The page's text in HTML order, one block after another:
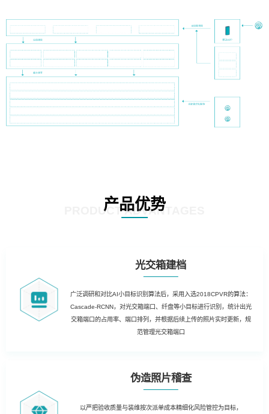
产品优势
PRODUCT ADVANTAGES
光交箱建档
广泛调研和对比AI小目标识别算法后，采用入选2018CPVR的算法：
Cascade-RCNN，对光交箱端口、纤盘等小目标进行识别，统计出光
交箱端口的占用率、端口排列，并根据后续上传的照片实时更新，规
范管理光交箱端口
伪造照片稽查
以严把验收质量与装维按次派单成本精细化风险管控为目标，